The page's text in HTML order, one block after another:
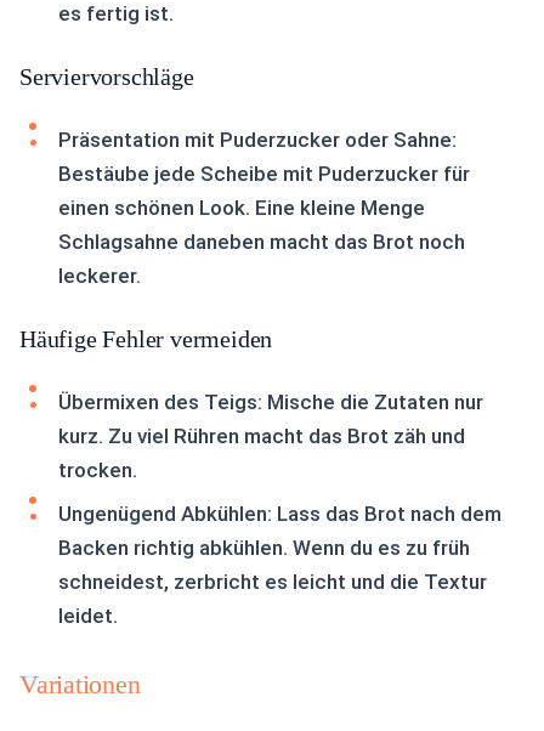
es fertig ist.
Serviervorschläge
Präsentation mit Puderzucker oder Sahne:
Bestäube jede Scheibe mit Puderzucker für
einen schönen Look. Eine kleine Menge
Schlagsahne daneben macht das Brot noch
leckerer.
Häufige Fehler vermeiden
Übermixen des Teigs: Mische die Zutaten nur
kurz. Zu viel Rühren macht das Brot zäh und
trocken.
Ungenügend Abkühlen: Lass das Brot nach dem
Backen richtig abkühlen. Wenn du es zu früh
schneidest, zerbricht es leicht und die Textur
leidet.
Variationen